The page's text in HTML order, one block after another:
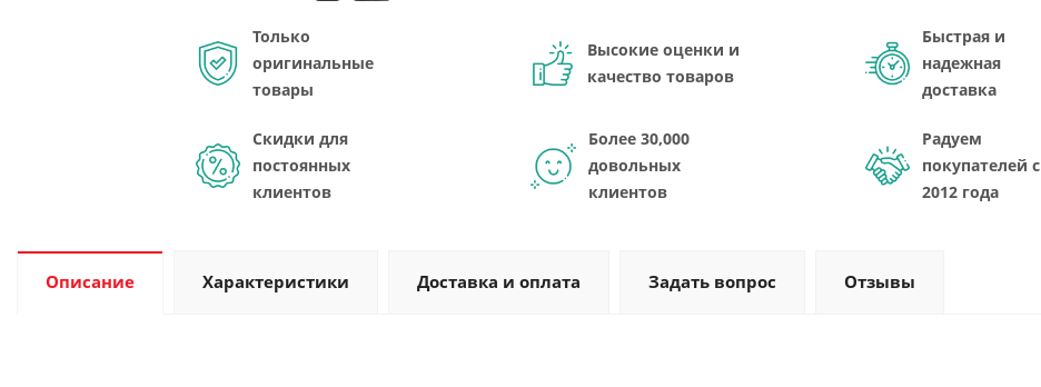
Только
оригинальные
товары
Высокие оценки и
качество товаров
Быстрая и
надежная
доставка
Скидки для
постоянных
клиентов
Более 30,000
довольных
клиентов
Радуем
покупателей с
2012 года
Описание Характеристики Доставка и оплата Задать вопрос Отзывы